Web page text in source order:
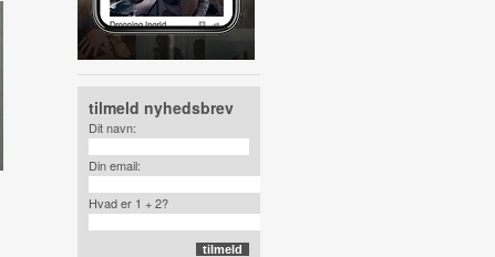
tilmeld nyhedsbrev
Dit navn:
Din email:
Hvad er 1 + 2?